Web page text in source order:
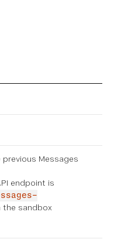
Messages
endpoint is
the sandbox